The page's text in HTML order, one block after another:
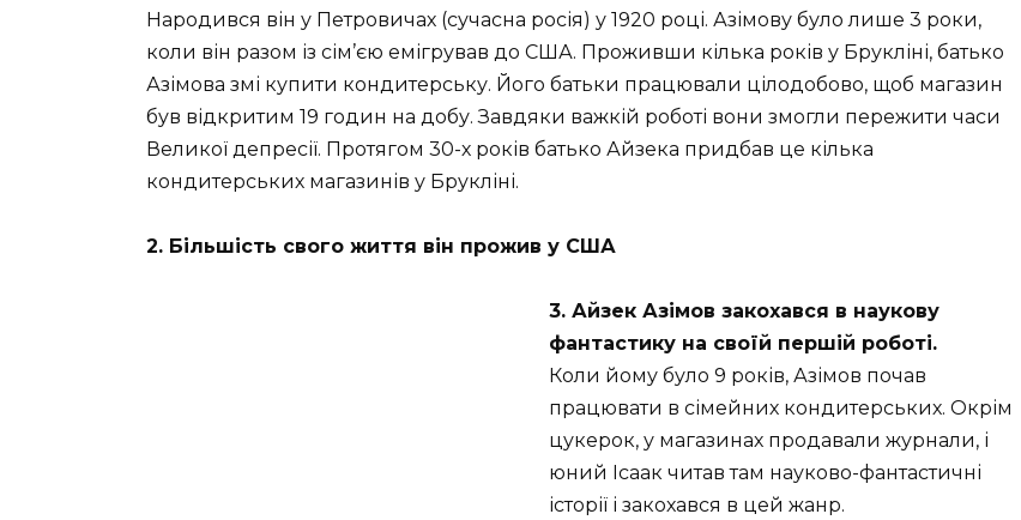
Народився він у Петровичах (сучасна росія) у 1920 році. Азімову було лише 3 роки,
коли він разом із сім’єю емігрував до США. Проживши кілька років у Брукліні, батько
Азімова змі купити кондитерську. Його батьки працювали цілодобово, щоб магазин
був відкритим 19 годин на добу. Завдяки важкій роботі вони змогли пережити часи
Великої депресії. Протягом 30-х років батько Айзека придбав це кілька
кондитерських магазинів у Брукліні.
2. Більшість свого життя він прожив у США
3. Айзек Азімов закохався в наукову
фантастику на своїй першій роботі.
Коли йому було 9 років, Азімов почав
працювати в сімейних кондитерських. Окрім
цукерок, у магазинах продавали журнали, і
юний Ісаак читав там науково-фантастичні
історії і закохався в цей жанр.